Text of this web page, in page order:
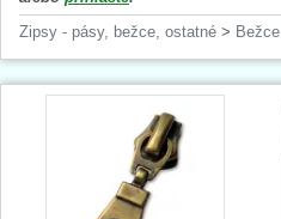
Zipsy - pásy, bežce, ostatné > Bežce